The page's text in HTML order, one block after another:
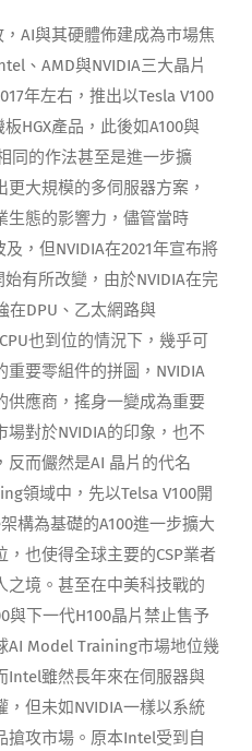
AI與其硬體佈建成為市場焦
、AMD與NVIDIA三大晶片
年左右，推出以Tesla V100
HGX產品，此後如A100與
同的作法甚至是進一步擴
大規模的多伺服器方案，
生態的影響力，儘管當時
，但NVIDIA在2021年宣布將
有所改變，由於NVIDIA在完
在DPU、乙太網路與
也到位的情況下，幾乎可
要零組件的拼圖，NVIDIA
供應商，搖身一變成為重要
對於NVIDIA的印象，也不
而儼然是AI 晶片的代名
領域中，先以Telsa V100開
構為基礎的A100進一步擴大
，也使得全球主要的CSP業者
之境。甚至在中美科技戰的
與下一代H100晶片禁止售予
AI Model Training市場地位幾
Intel雖然長年來在伺服器與
但未如NVIDIA一樣以系統
搶攻市場。原本Intel受到自